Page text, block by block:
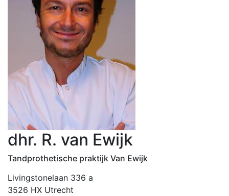
dhr. R. van Ewijk
Tandprothetische praktijk Van Ewijk
Livingstonelaan 336 a
3526 HX Utrecht